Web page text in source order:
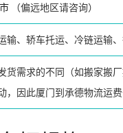
（偏远地区请咨询）
输、轿车托运、冷链运输
货需求的不同（如搬家搬
，因此厦门到承德物流运